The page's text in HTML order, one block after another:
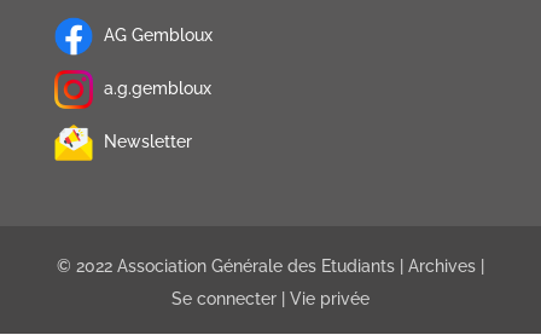
AG Gembloux
a.g.gembloux
Newsletter
© 2022 Association Générale des Etudiants | Archives|
Se connecter| Vie privée